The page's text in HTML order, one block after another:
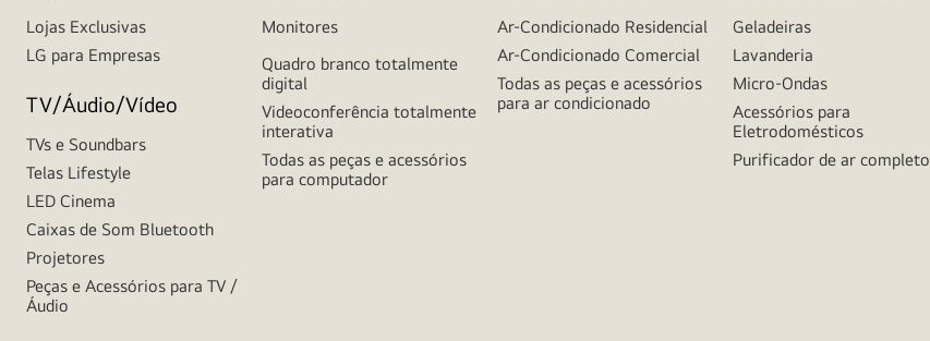
Lojas Exclusivas
LG para Empresas
TV/Áudio/Vídeo
TVs e Soundbars
Telas Lifestyle
LED Cinema
Caixas de Som Bluetooth
Projetores
Peças e Acessórios para TV /
Áudio
Monitores
Quadro branco totalmente
digital
Videoconferência totalmente
interativa
Todas as peças e acessórios
para computador
Ar-Condicionado Residencial
Ar-Condicionado Comercial
Todas as peças e acessórios
para ar condicionado
Geladeiras
Lavanderia
Micro-Ondas
Acessórios para
Eletrodomésticos
Purificador de ar completo